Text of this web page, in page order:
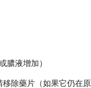
膿液增加）
除藥片（如果它仍在原